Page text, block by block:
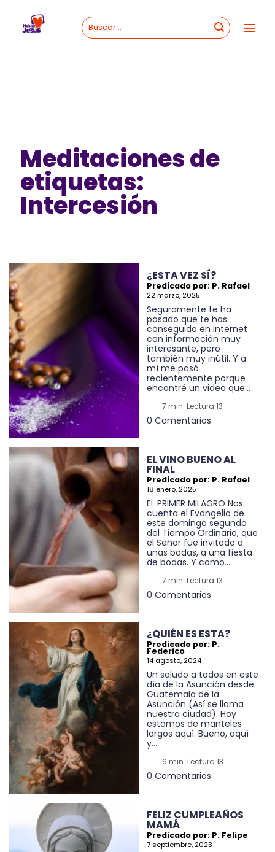
content
Meditaciones de
etiquetas:
Intercesión
¿ESTA VEZ SÍ?
Predicado por: P. Rafael
22 marzo, 2025
Seguramente te ha
pasado que te has
conseguido en internet
con información muy
interesante, pero
también muy inútil. Y a
mí me pasó
recientemente porque
encontré un video que...
7 min. Lectura 13
0 Comentarios
EL VINO BUENO AL
FINAL
Predicado por: P. Rafael
18 enero, 2025
EL PRIMER MILAGRO Nos
cuenta el Evangelio de
este domingo segundo
del Tiempo Ordinario, que
el Señor fue invitado a
unas bodas, a una fiesta
de bodas. Y como...
7 min. Lectura 13
0 Comentarios
¿QUIÉN ES ESTA?
Predicado por: P.
Federico
14 agosto, 2024
Un saludo a todos en este
día de la Asunción desde
Guatemala de la
Asunción (Así se llama
nuestra ciudad). Hoy
estamos de manteles
largos aquí. Bueno, aquí
y...
6 min. Lectura 13
0 Comentarios
FELIZ CUMPLEAÑOS
MAMÁ
Predicado por: P. Felipe
7 septiembre, 2023